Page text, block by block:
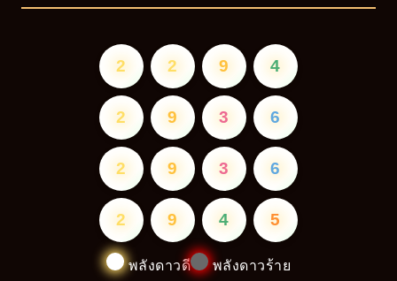
2 2 9 4
2 9 3 6
2 9 3 6
2 9 4 5
พลังดาวดี พลังดาวร้าย